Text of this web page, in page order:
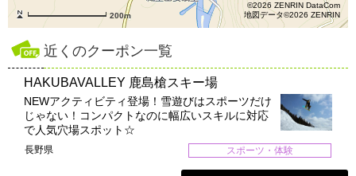
200m
©2026 ZENRIN DataCom
地図データ©2026 ZENRIN
近くのクーポン一覧
HAKUBAVALLEY 鹿島槍スキー場
NEWアクティビティ登場！雪遊びはスポーツだけ
じゃない！コンパクトなのに幅広いスキルに対応
で人気穴場スポット☆
長野県 スポーツ・体験